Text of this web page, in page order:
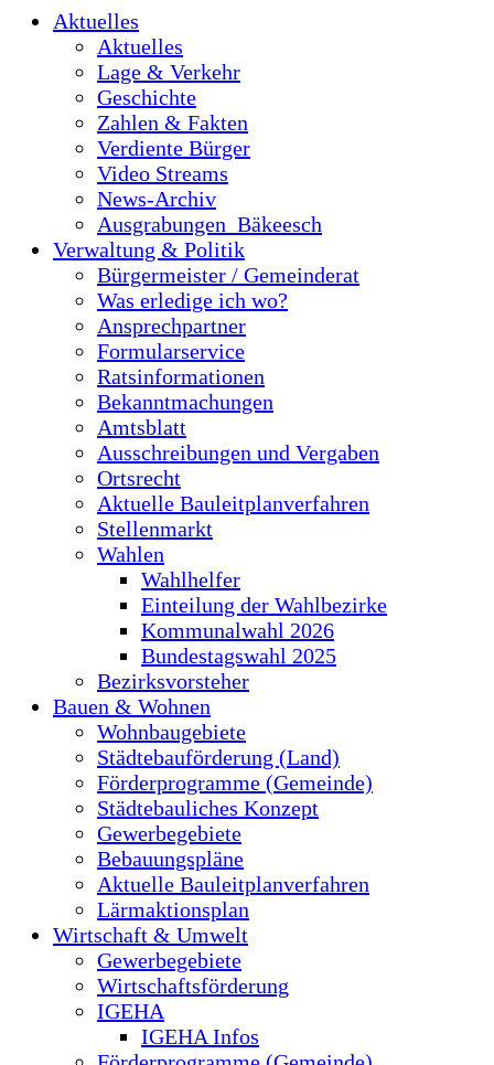
Aktuelles
Aktuelles
Lage & Verkehr
Geschichte
Zahlen & Fakten
Verdiente Bürger
Video Streams
News-Archiv
Ausgrabungen_Bäkeesch
Verwaltung & Politik
Bürgermeister / Gemeinderat
Was erledige ich wo?
Ansprechpartner
Formularservice
Ratsinformationen
Bekanntmachungen
Amtsblatt
Ausschreibungen und Vergaben
Ortsrecht
Aktuelle Bauleitplanverfahren
Stellenmarkt
Wahlen
Wahlhelfer
Einteilung der Wahlbezirke
Kommunalwahl 2026
Bundestagswahl 2025
Bezirksvorsteher
Bauen & Wohnen
Wohnbaugebiete
Städtebauförderung (Land)
Förderprogramme (Gemeinde)
Städtebauliches Konzept
Gewerbegebiete
Bebauungspläne
Aktuelle Bauleitplanverfahren
Lärmaktionsplan
Wirtschaft & Umwelt
Gewerbegebiete
Wirtschaftsförderung
IGEHA
IGEHA Infos